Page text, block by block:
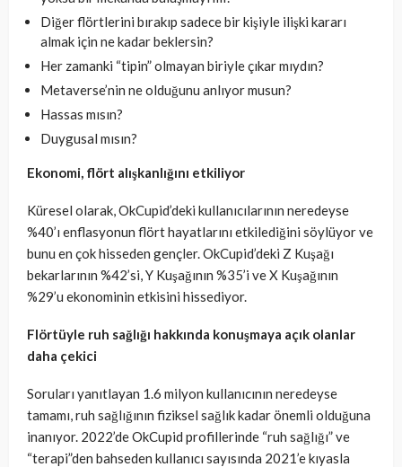
Diğer flörtlerini bırakıp sadece bir kişiyle ilişki kararı
almak için ne kadar beklersin?
Her zamanki “tipin” olmayan biriyle çıkar mıydın?
Metaverse’nin ne olduğunu anlıyor musun?
Hassas mısın?
Duygusal mısın?
Ekonomi, flört alışkanlığını etkiliyor
Küresel olarak, OkCupid’deki kullanıcılarının neredeyse
%40’ı enflasyonun flört hayatlarını etkilediğini söylüyor ve
bunu en çok hisseden gençler. OkCupid’deki Z Kuşağı
bekarlarının %42’si, Y Kuşağının %35’i ve X Kuşağının
%29’u ekonominin etkisini hissediyor.
Flörtüyle ruh sağlığı hakkında konuşmaya açık olanlar
daha çekici
Soruları yanıtlayan 1.6 milyon kullanıcının neredeyse
tamamı, ruh sağlığının fiziksel sağlık kadar önemli olduğuna
inanıyor. 2022’de OkCupid profillerinde “ruh sağlığı” ve
“terapi”den bahseden kullanıcı sayısında 2021’e kıyasla